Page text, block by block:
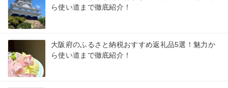
ら使い道まで徹底紹介！
大阪府のふるさと納税おすすめ返礼品5選！魅力か
ら使い道まで徹底紹介！